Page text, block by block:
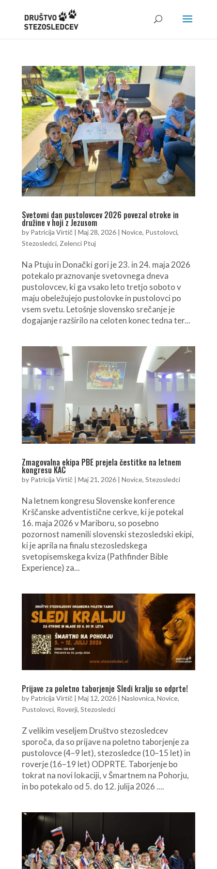
Svetovni dan pustolovcev 2026 povezal otroke in
družine v hoji z Jezusom
by Patricija Virtič| Maj 28, 2026| Novice, Pustolovci,
Stezosledci, Zelenci Ptuj
Na Ptuju in Donački gori je 23. in 24. maja 2026
potekalo praznovanje svetovnega dneva
pustolovcev, ki ga vsako leto tretjo soboto v
maju obeležujejo pustolovke in pustolovci po
vsem svetu. Letošnje slovensko srečanje je
dogajanje razširilo na celoten konec tedna ter...
Zmagovalna ekipa PBE prejela čestitke na letnem
kongresu KAC
by Patricija Virtič| Maj 21, 2026| Novice, Stezosledci
Na letnem kongresu Slovenske konference
Krščanske adventistične cerkve, ki je potekal
16. maja 2026 v Mariboru, so posebno
pozornost namenili slovenski stezosledski ekipi,
ki je aprila na finalu stezosledskega
svetopisemskega kviza (Pathfinder Bible
Experience) za...
Prijave za poletno taborjenje Sledi kralju so odprte!
by Patricija Virtič| Maj 12, 2026| Naslovnica, Novice,
Pustolovci, Roverji, Stezosledci
Z velikim veseljem Društvo stezosledcev
sporoča, da so prijave na poletno taborjenje za
pustolovce (4–9 let), stezosledce (10–15 let) in
roverje (16–19 let) ODPRTE. Taborjenje bo
tokrat na novi lokaciji, v Šmartnem na Pohorju,
in bo potekalo od 5. do 12. julija 2026 ....